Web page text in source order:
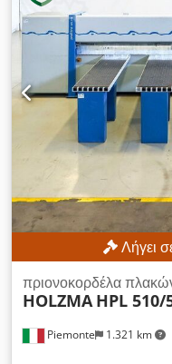
φωτογραφικής
περιγραφικού
επιθεωρήσει το προϊόν
αναλαμβάνει την
και τη χρήση του
Εξωτερική αναφορά: 7875
Λήγει
Piemonte 1.321 km
πριονοκορδέλα
HOLZMA HPL 510/